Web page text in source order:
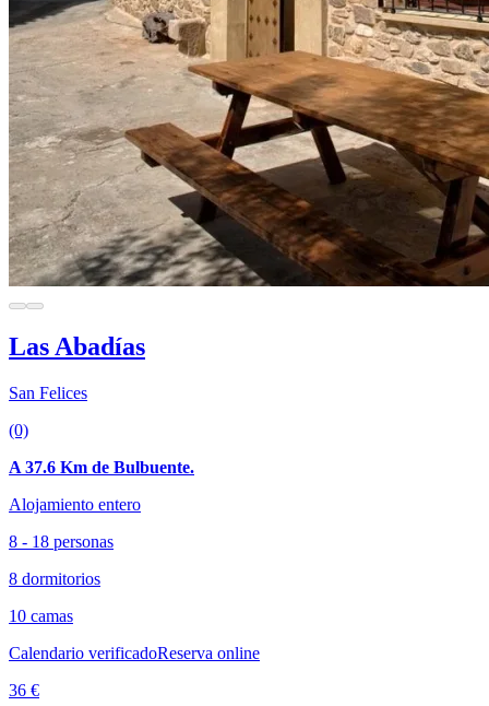
Las Abadías
San Felices
(0)
A 37.6 Km de Bulbuente.
Alojamiento entero
8 - 18 personas
8 dormitorios
10 camas
Calendario verificadoReserva online
36 €